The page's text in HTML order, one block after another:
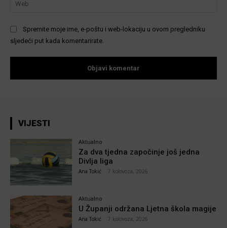
Spremite moje ime, e-poštu i web-lokaciju u ovom pregledniku
sljedeći put kada komentarirate.
VIJESTI
Aktualno
Za dva tjedna započinje još jedna
Divlja liga
Ana Tokić 7 kolovoza, 2026
Aktualno
U Županji održana Ljetna škola magije
Ana Tokić 7 kolovoza, 2026